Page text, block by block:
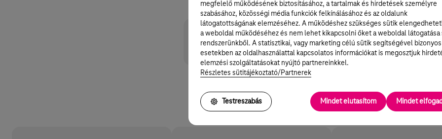
Közlemény letöltése
megfelelő működésének biztosításához, a tartalmak és hirdetések személyre
szabásához, közösségi média funkciók felkínálásához és az oldalunk
látogatottságának elemzéséhez. A működéshez szükséges sütik
a weboldal működéséhez és nem lehet kikapcsolni őket a weboldal látogatása
rendszerünkből. A statisztikai, vagy marketing célú sütik segítségével bizonyos
esetekben az oldalhasználattal kapcsolatos információkat is megosztjuk
elemzési szolgáltatásokat nyújtó partnereinkkel.
Részletes sütitájékoztató/Partnerek
Testreszabás Mindet elutasítom Mindet